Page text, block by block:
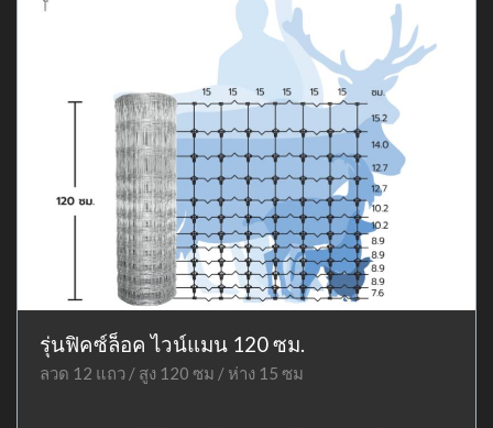
รุ่นฟิคซ์ล็อค ไวน์แมน 120 ซม.
ลวด 12 แถว / สูง 120 ซม / ห่าง 15 ซม